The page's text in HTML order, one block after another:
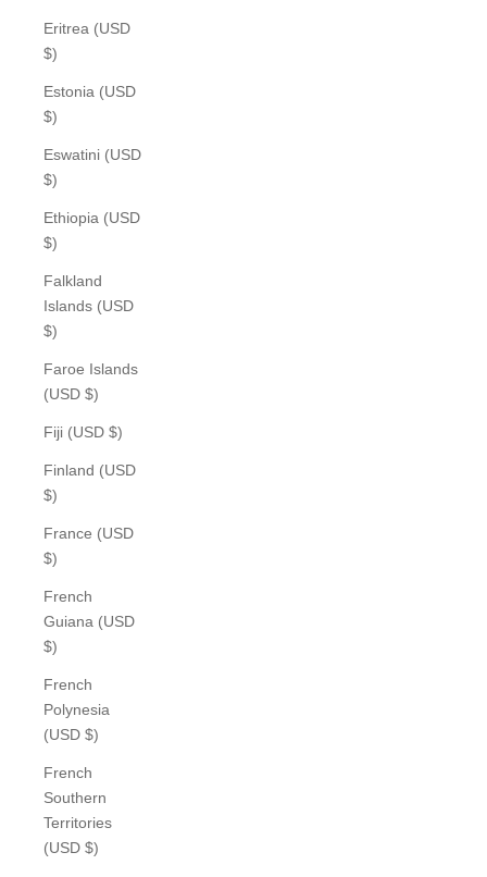
Eritrea (USD
$)
Estonia (USD
$)
Eswatini (USD
$)
Ethiopia (USD
$)
Falkland
Islands (USD
$)
Faroe Islands
(USD $)
Fiji (USD $)
Finland (USD
$)
France (USD
$)
French
Guiana (USD
$)
French
Polynesia
(USD $)
French
Southern
Territories
(USD $)